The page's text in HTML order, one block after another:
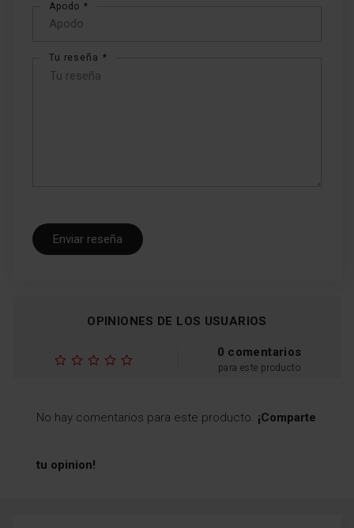
star
stars
stars
stars
starsApodo
Tu reseña
Enviar reseña
OPINIONES DE LOS USUARIOS
0 comentarios
para este producto
No hay comentarios para este producto. ¡Comparte
tu opinion!